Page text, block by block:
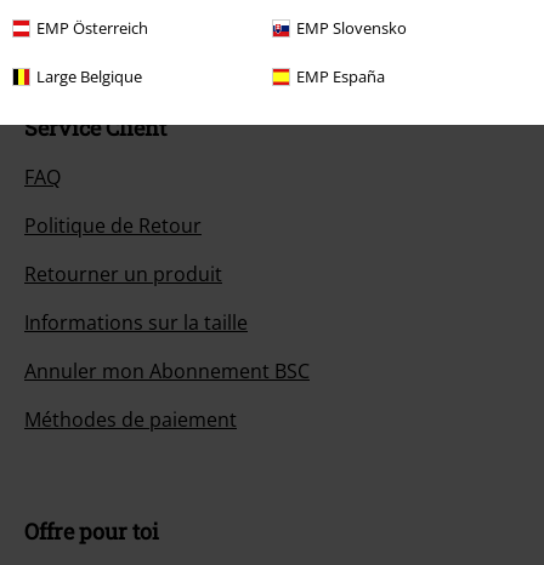
EMP Österreich EMP Slovensko
Large Belgique EMP España
Service Client
FAQ
Politique de Retour
Retourner un produit
Informations sur la taille
Annuler mon Abonnement BSC
Méthodes de paiement
Offre pour toi